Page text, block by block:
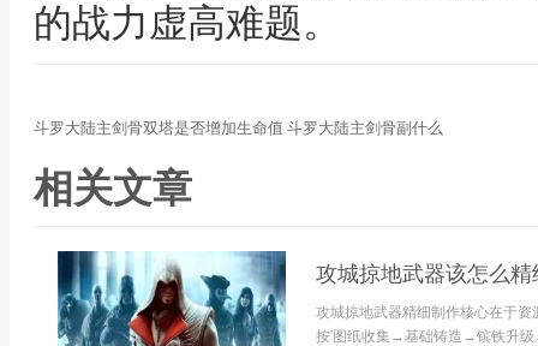
的战力虚高难题。
斗罗大陆主剑骨双塔是否增加生命值 斗罗大陆主剑骨副什么
相关文章
攻城掠地武器该怎么
攻城掠地武器精细制作核心在于
按'图纸收集→基础铸造→镔铁升